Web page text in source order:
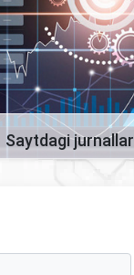
Saytdagi jurnallar